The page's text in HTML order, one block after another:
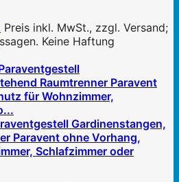
Preis inkl. MwSt., zzgl. Versand;
Keine Haftung
Gardinenstangen,
Paravent ohne Vorhang,
Schlafzimmer oder